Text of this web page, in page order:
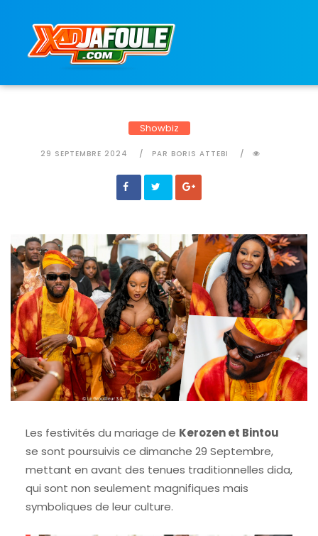
Showbiz
29 SEPTEMBRE 2024 PAR BORIS ATTEBI
Les festivités du mariage de Kerozen et Bintou
se sont poursuivis ce dimanche 29 Septembre,
mettant en avant des tenues traditionnelles dida,
qui sont non seulement magnifiques mais
symboliques de leur culture.